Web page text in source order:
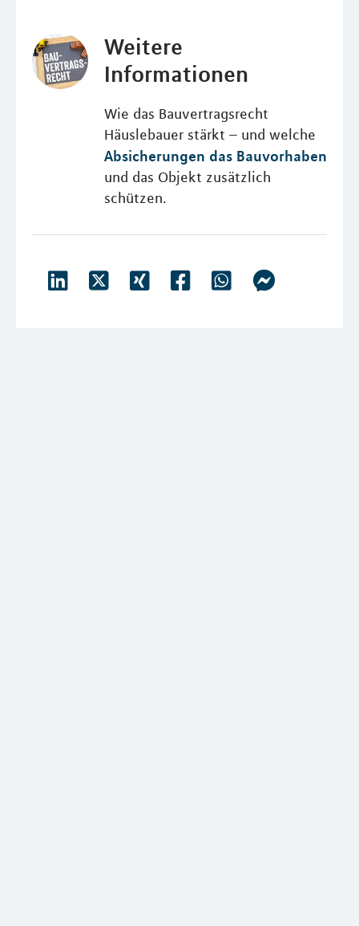
Weitere
Informationen
Wie das Bauvertragsrecht
Häuslebauer stärkt – und welche
Absicherungen das Bauvorhaben
und das Objekt zusätzlich
schützen.